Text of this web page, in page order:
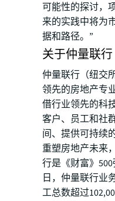
可能性的探讨，
来的实践中将为
据和路径。”
关于仲量联行
仲量联行（纽交
领先的房地产专
借行业领先的科
客户、员工和社
间、提供可持续
重塑房地产未来
行是《财富》
日，仲量联行业
工总数超过